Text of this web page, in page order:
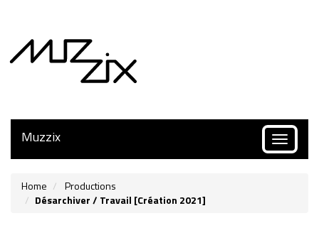
Toggle
Muzzix
Home
Productions
Désarchiver / Travail [Création 2021]